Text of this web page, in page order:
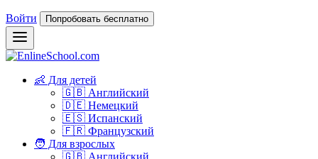
Войти Попробовать бесплатно
👶 Для детей
🇬🇧 Английский
🇩🇪 Немецкий
🇪🇸 Испанский
🇫🇷 Французский
🧑 Для взрослых
🇬🇧 Английский